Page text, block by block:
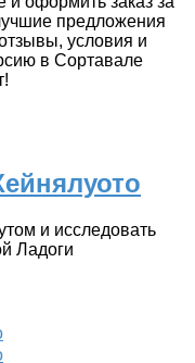
предложения
условия и
в Сортавале
и исследовать
Ладоги